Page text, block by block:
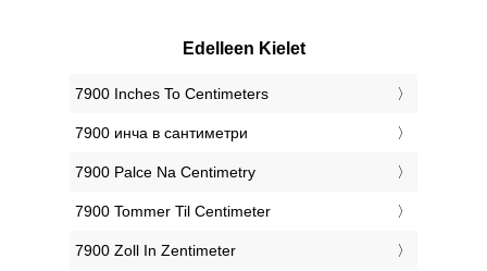
Edelleen Kielet
‎7900 Inches To Centimeters
‎7900 инча в сантиметри
‎7900 Palce Na Centimetry
‎7900 Tommer Til Centimeter
‎7900 Zoll In Zentimeter